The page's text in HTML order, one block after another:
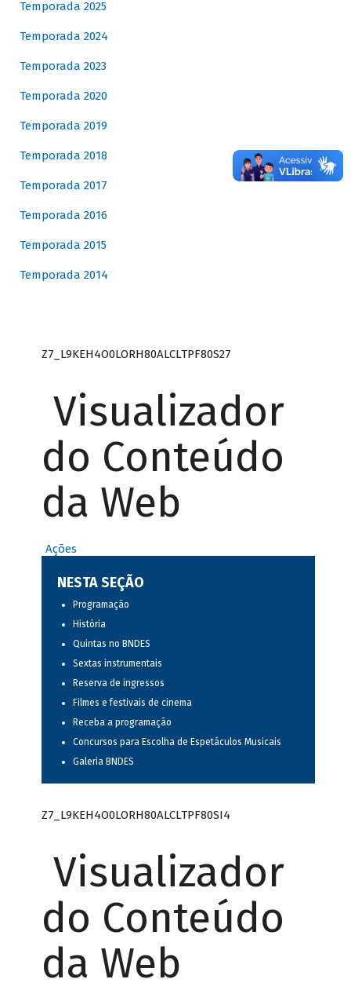
Temporada 2025
Temporada 2024
Temporada 2023
Temporada 2020
Temporada 2019
Temporada 2018
Temporada 2017
Temporada 2016
Temporada 2015
Temporada 2014
Z7_L9KEH4O0LORH80ALCLTPF80S27
Visualizador
do Conteúdo
da Web
Ações
NESTA SEÇÃO
Programação
História
Quintas no BNDES
Sextas instrumentais
Reserva de ingressos
Filmes e festivais de cinema
Receba a programação
Concursos para Escolha de Espetáculos Musicais
Galeria BNDES
Z7_L9KEH4O0LORH80ALCLTPF80SI4
Visualizador
do Conteúdo
da Web